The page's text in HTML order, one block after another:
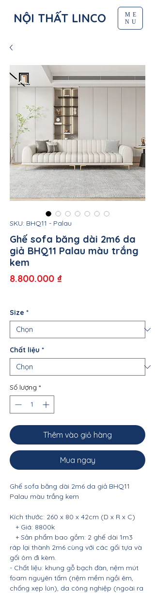
NỘI THẤT LINCO
ME
NU
SKU: BHQ11 - Palau
Ghế sofa băng dài 2m6 da
giả BHQ11 Palau màu trắng
kem
8.800.000 ₫Giá
Size *
Chất liệu *
Số lượng *
Thêm vào giỏ hàng
Mua ngay
Ghế sofa băng dài 2m6 da giả BHQ11
Palau màu trắng kem
Kích thước: 260 x 80 x 42cm (D x R x C)
+ Giá: 8800k
+ Sản phẩm bao gồm: 2 ghế dài 1m3
ráp lại thành 2m6 cùng với các gối tựa và
gối ôm đi kèm.
- Chất liệu: khung gỗ bạch đàn, nệm mút
foam nguyên tấm (nệm mềm ngồi êm,
chống xẹp lún), da công nghiệp (ngoài ra